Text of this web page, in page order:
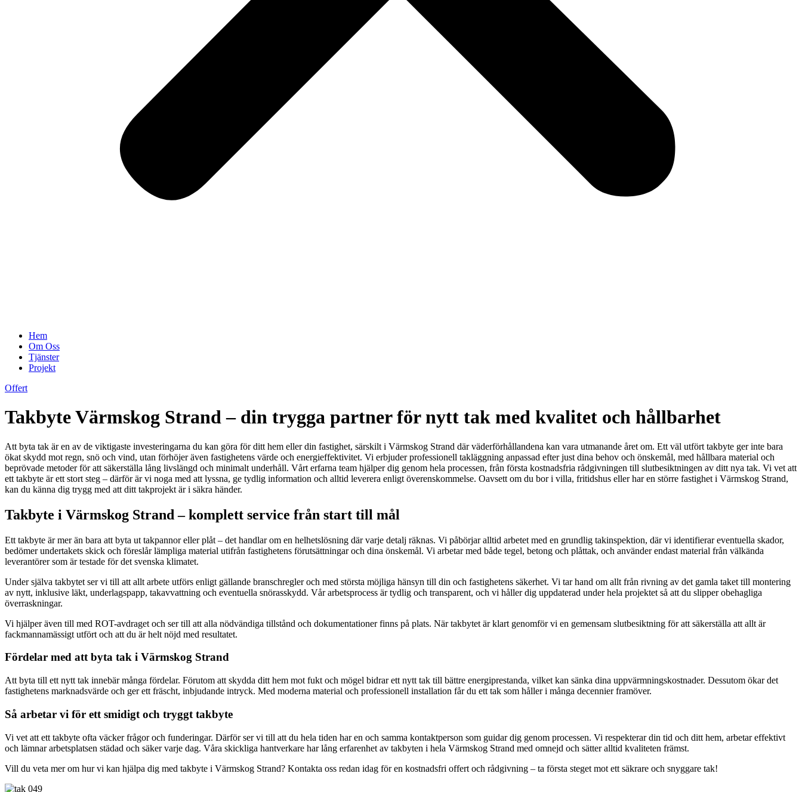
Hem
Om Oss
Tjänster
Projekt
Offert
Takbyte Värmskog Strand – din trygga partner för nytt tak med kvalitet och hållbarhet
Att byta tak är en av de viktigaste investeringarna du kan göra för ditt hem eller din fastighet, särskilt i Värmskog Strand där väderförhållandena kan vara utmanande året om. Ett väl utfört takbyte ger inte bara
ökat skydd mot regn, snö och vind, utan förhöjer även fastighetens värde och energieffektivitet. Vi erbjuder professionell takläggning anpassad efter just dina behov och önskemål, med hållbara material och
beprövade metoder för att säkerställa lång livslängd och minimalt underhåll. Vårt erfarna team hjälper dig genom hela processen, från första kostnadsfria rådgivningen till slutbesiktningen av ditt nya tak. Vi vet att
ett takbyte är ett stort steg – därför är vi noga med att lyssna, ge tydlig information och alltid leverera enligt överenskommelse. Oavsett om du bor i villa, fritidshus eller har en större fastighet i Värmskog Strand,
kan du känna dig trygg med att ditt takprojekt är i säkra händer.
Takbyte i Värmskog Strand – komplett service från start till mål
Ett takbyte är mer än bara att byta ut takpannor eller plåt – det handlar om en helhetslösning där varje detalj räknas. Vi påbörjar alltid arbetet med en grundlig takinspektion, där vi identifierar eventuella skador,
bedömer undertakets skick och föreslår lämpliga material utifrån fastighetens förutsättningar och dina önskemål. Vi arbetar med både tegel, betong och plåttak, och använder endast material från välkända
leverantörer som är testade för det svenska klimatet.
Under själva takbytet ser vi till att allt arbete utförs enligt gällande branschregler och med största möjliga hänsyn till din och fastighetens säkerhet. Vi tar hand om allt från rivning av det gamla taket till montering
av nytt, inklusive läkt, underlagspapp, takavvattning och eventuella snörasskydd. Vår arbetsprocess är tydlig och transparent, och vi håller dig uppdaterad under hela projektet så att du slipper obehagliga
överraskningar.
Vi hjälper även till med ROT-avdraget och ser till att alla nödvändiga tillstånd och dokumentationer finns på plats. När takbytet är klart genomför vi en gemensam slutbesiktning för att säkerställa att allt är
fackmannamässigt utfört och att du är helt nöjd med resultatet.
Fördelar med att byta tak i Värmskog Strand
Att byta till ett nytt tak innebär många fördelar. Förutom att skydda ditt hem mot fukt och mögel bidrar ett nytt tak till bättre energiprestanda, vilket kan sänka dina uppvärmningskostnader. Dessutom ökar det
fastighetens marknadsvärde och ger ett fräscht, inbjudande intryck. Med moderna material och professionell installation får du ett tak som håller i många decennier framöver.
Så arbetar vi för ett smidigt och tryggt takbyte
Vi vet att ett takbyte ofta väcker frågor och funderingar. Därför ser vi till att du hela tiden har en och samma kontaktperson som guidar dig genom processen. Vi respekterar din tid och ditt hem, arbetar effektivt
och lämnar arbetsplatsen städad och säker varje dag. Våra skickliga hantverkare har lång erfarenhet av takbyten i hela Värmskog Strand med omnejd och sätter alltid kvaliteten främst.
Vill du veta mer om hur vi kan hjälpa dig med takbyte i Värmskog Strand? Kontakta oss redan idag för en kostnadsfri offert och rådgivning – ta första steget mot ett säkrare och snyggare tak!